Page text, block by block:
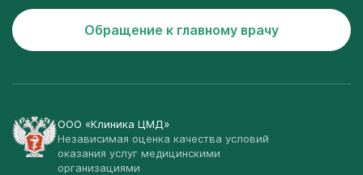
Обращение к главному врачу
ООО «Клиника ЦМД»
Независимая оценка качества условий
оказания услуг медицинскими
организациями